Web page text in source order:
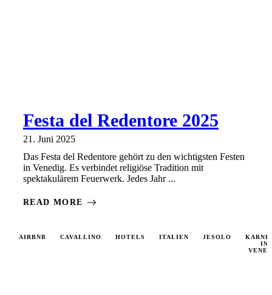
Festa del Redentore 2025
21. Juni 2025
Das Festa del Redentore gehört zu den wichtigsten Festen
in Venedig. Es verbindet religiöse Tradition mit
spektakulärem Feuerwerk. Jedes Jahr ...
READ MORE
AIRBNB CAVALLINO HOTELS ITALIEN JESOLO
IN